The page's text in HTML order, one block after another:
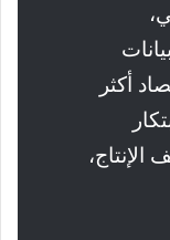
أكثر